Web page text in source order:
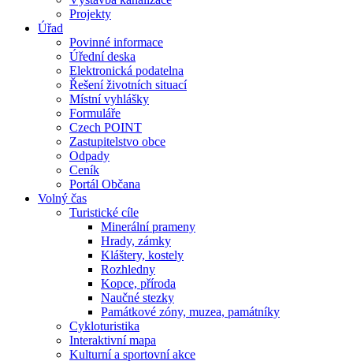
Projekty
Úřad
Povinné informace
Úřední deska
Elektronická podatelna
Řešení životních situací
Místní vyhlášky
Formuláře
Czech POINT
Zastupitelstvo obce
Odpady
Ceník
Portál Občana
Volný čas
Turistické cíle
Minerální prameny
Hrady, zámky
Kláštery, kostely
Rozhledny
Kopce, příroda
Naučné stezky
Památkové zóny, muzea, památníky
Cykloturistika
Interaktivní mapa
Kulturní a sportovní akce